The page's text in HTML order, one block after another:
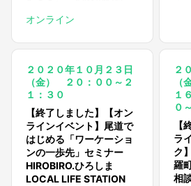
オンライン
２０２０年１０月２３日
（金） ２０：００～２
１：３０
【終了しました】【オン
ラインイベント】尾道で
はじめる「ワーケーショ
ンの一歩先」セミナー
HIROBIRO.ひろしま
LOCAL LIFE STATION
２
１
０
【
ラ
ク
羅
相